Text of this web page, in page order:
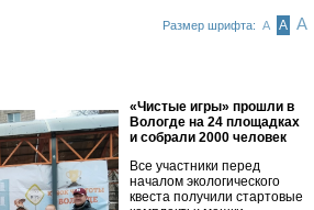
Размер шрифта: А А А
«Чистые игры» прошли в
Вологде на 24 площадках
и собрали 2000 человек
Все участники перед
началом экологического
квеста получили стартовые